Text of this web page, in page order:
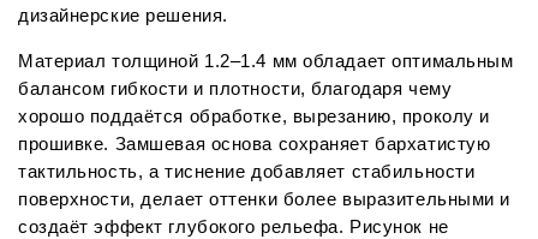
дизайнерские решения.
Материал толщиной 1.2–1.4 мм обладает оптимальным
балансом гибкости и плотности, благодаря чему
хорошо поддаётся обработке, вырезанию, проколу и
прошивке. Замшевая основа сохраняет бархатистую
тактильность, а тиснение добавляет стабильности
поверхности, делает оттенки более выразительными и
создаёт эффект глубокого рельефа. Рисунок не